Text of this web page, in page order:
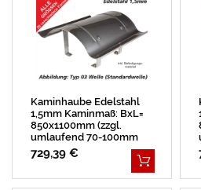
Kaminhaube Edelstahl
1,5mm Kaminmaß: BxL=
850x1100mm (zzgl.
umlaufend 70-100mm
Überstand)
729,39 €